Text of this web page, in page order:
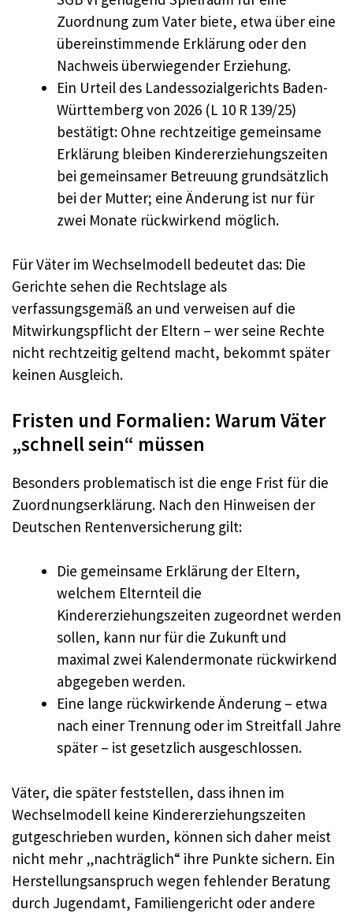
Zuordnung zum Vater biete, etwa über eine
übereinstimmende Erklärung oder den
Nachweis überwiegender Erziehung.
Ein Urteil des Landessozialgerichts Baden-
Württemberg von 2026 (L 10 R 139/25)
bestätigt: Ohne rechtzeitige gemeinsame
Erklärung bleiben Kindererziehungszeiten
bei gemeinsamer Betreuung grundsätzlich
bei der Mutter; eine Änderung ist nur für
zwei Monate rückwirkend möglich.
Für Väter im Wechselmodell bedeutet das: Die
Gerichte sehen die Rechtslage als
verfassungsgemäß an und verweisen auf die
Mitwirkungspflicht der Eltern – wer seine Rechte
nicht rechtzeitig geltend macht, bekommt später
keinen Ausgleich.
Fristen und Formalien: Warum Väter
„schnell sein“ müssen
Besonders problematisch ist die enge Frist für die
Zuordnungserklärung. Nach den Hinweisen der
Deutschen Rentenversicherung gilt:
Die gemeinsame Erklärung der Eltern,
welchem Elternteil die
Kindererziehungszeiten zugeordnet werden
sollen, kann nur für die Zukunft und
maximal zwei Kalendermonate rückwirkend
abgegeben werden.
Eine lange rückwirkende Änderung – etwa
nach einer Trennung oder im Streitfall Jahre
später – ist gesetzlich ausgeschlossen.
Väter, die später feststellen, dass ihnen im
Wechselmodell keine Kindererziehungszeiten
gutgeschrieben wurden, können sich daher meist
nicht mehr „nachträglich“ ihre Punkte sichern. Ein
Herstellungsanspruch wegen fehlender Beratung
durch Jugendamt, Familiengericht oder andere